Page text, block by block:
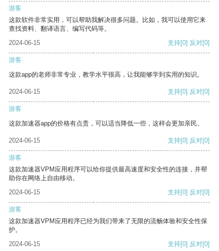
游客
这款软件非常实用，可以帮助我解决很多问题。比如，我可以使用它来
查找资料、翻译语言、编写代码等。
2024-06-15
支持[0] 反对[0]
游客
这款app的老师非常专业，教学水平很高，让我能够学到实用的知识。
2024-06-15 支持[0] 反对[0]
游客
这款加速器app的价格有点贵，可以适当降低一些，这样会更加亲民。
2024-06-15 支持[0] 反对[0]
游客
这款加速器VPM应用程序可以给你提供最高速度和安全性的连接，并帮
助你在网络上自由移动。
2024-06-15
支持[0] 反对[0]
游客
这款加速器VPM应用程序已经为我们带来了无限的流畅体验和安全性保
护。
2024-06-15
支持[0] 反对[0]